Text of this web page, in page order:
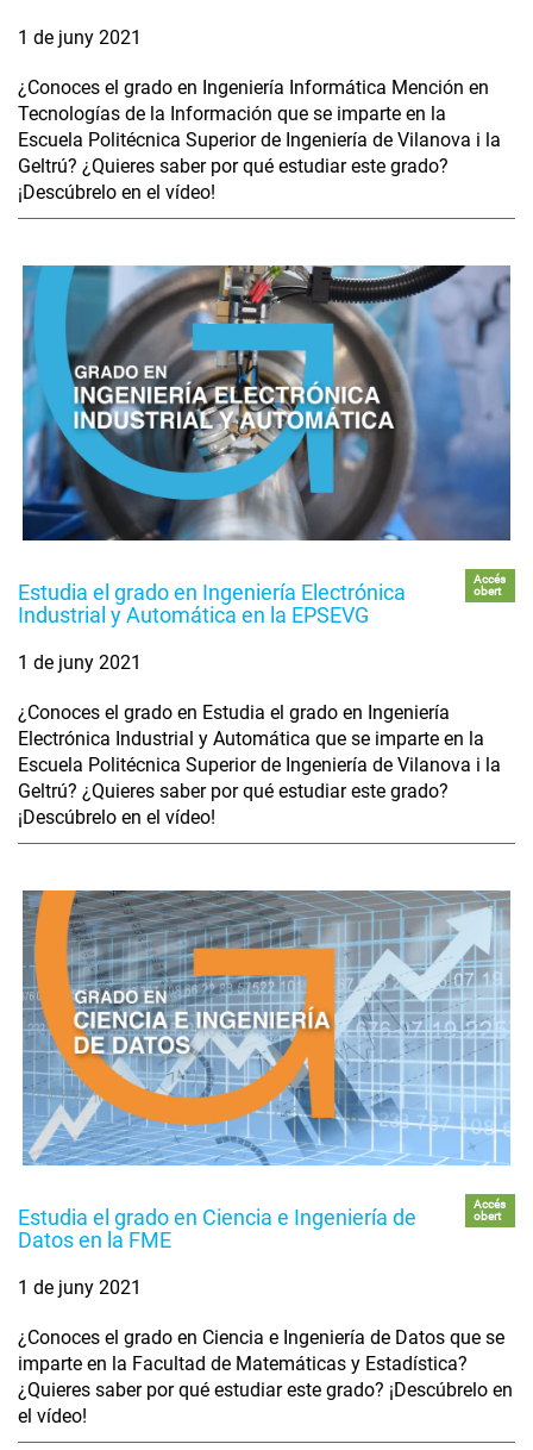
1 de juny 2021
¿Conoces el grado en Ingeniería Informática Mención en
Tecnologías de la Información que se imparte en la
Escuela Politécnica Superior de Ingeniería de Vilanova i la
Geltrú? ¿Quieres saber por qué estudiar este grado?
¡Descúbrelo en el vídeo!
Estudia el grado en Ingeniería Electrónica
Industrial y Automática en la EPSEVG
Accés
obert
1 de juny 2021
¿Conoces el grado en Estudia el grado en Ingeniería
Electrónica Industrial y Automática que se imparte en la
Escuela Politécnica Superior de Ingeniería de Vilanova i la
Geltrú? ¿Quieres saber por qué estudiar este grado?
¡Descúbrelo en el vídeo!
Estudia el grado en Ciencia e Ingeniería de
Datos en la FME
Accés
obert
1 de juny 2021
¿Conoces el grado en Ciencia e Ingeniería de Datos que se
imparte en la Facultad de Matemáticas y Estadística?
¿Quieres saber por qué estudiar este grado? ¡Descúbrelo en
el vídeo!